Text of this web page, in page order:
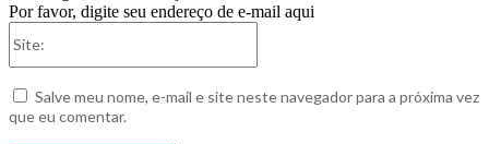
Por favor, digite seu endereço de e-mail aqui
Salve meu nome, e-mail e site neste navegador para a próxima vez
que eu comentar.